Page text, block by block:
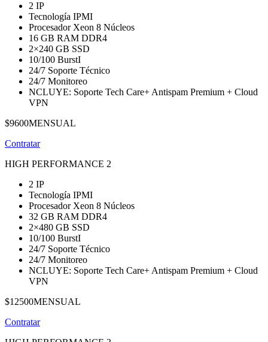
2 IP
Tecnología IPMI
Procesador Xeon 8 Núcleos
16 GB RAM DDR4
2×240 GB SSD
10/100 BurstI
24/7 Soporte Técnico
24/7 Monitoreo
NCLUYE: Soporte Tech Care+ Antispam Premium + Cloud
VPN
$9600MENSUAL
Contratar
HIGH PERFORMANCE 2
2 IP
Tecnología IPMI
Procesador Xeon 8 Núcleos
32 GB RAM DDR4
2×480 GB SSD
10/100 BurstI
24/7 Soporte Técnico
24/7 Monitoreo
NCLUYE: Soporte Tech Care+ Antispam Premium + Cloud
VPN
$12500MENSUAL
Contratar